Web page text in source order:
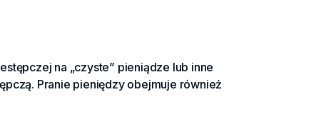
na „czyste” pieniądze lub inne
Pranie pieniędzy obejmuje również